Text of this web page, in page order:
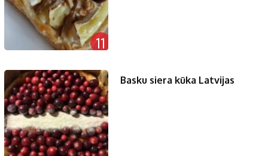
11
Basku siera kūka Latvijas